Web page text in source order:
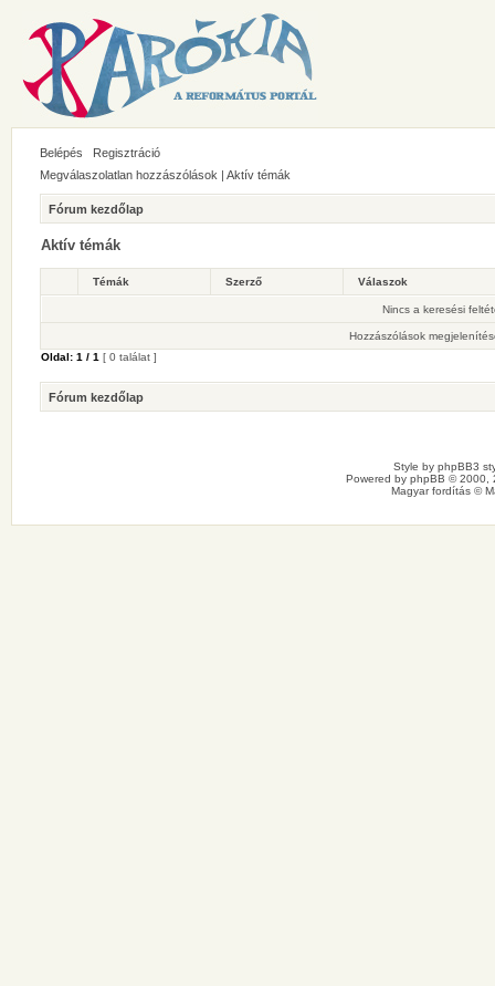
Belépés
Regisztráció
Megválaszolatlan hozzászólások | Aktív témák
Fórum kezdőlap
Aktív témák
Témák Szerző Válaszok
Nincs a keresési
Hozzászólások
Oldal: 1 / 1 [ 0 találat ]
Fórum kezdőlap
Style by phpBB3
Powered by phpBB © 2000,
Magyar fordítás ©